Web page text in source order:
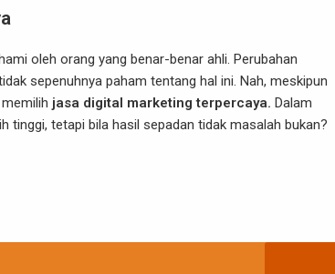
oleh orang yang benar-benar ahli. Perubahan
sepenuhnya paham tentang hal ini. Nah, meskipun
jasa digital marketing terpercaya. Dalam
tetapi bila hasil sepadan tidak masalah bukan?